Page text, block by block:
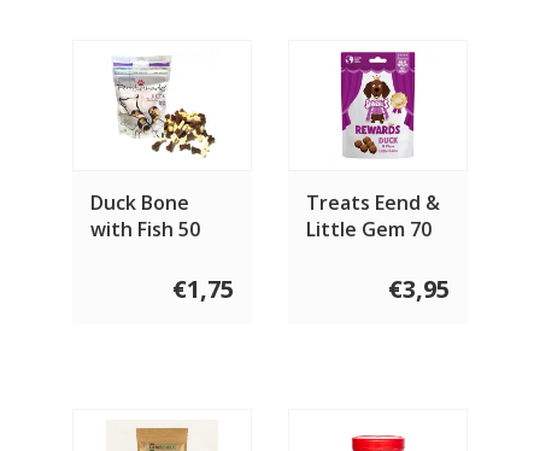
Duck Bone
with Fish 50
€1,75
Treats Eend &
Little Gem 70
€3,95